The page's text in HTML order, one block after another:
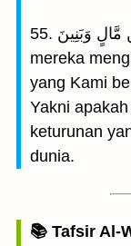
55. أَيَحْسَبُونَ أَنَّمَا نُمِدُّهُم بِهِۦ مِن مَّالٍ وَبَنِينَ (Apakah
mereka
yang Kami
Yakni
keturunan
dunia.
📚 Tafsir Al-